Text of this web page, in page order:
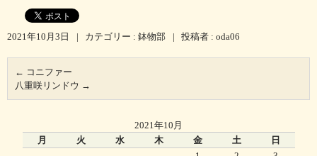
2021年10月3日 | カテゴリー : 鉢物部 | 投稿者 : oda06
← コニファー
八重咲リンドウ →
2021年10月
月
火 水 木 金 土 日